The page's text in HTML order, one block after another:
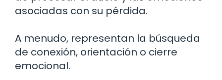
asociadas con su pérdida.
A menudo, representan la búsqueda
de conexión, orientación o cierre
emocional.